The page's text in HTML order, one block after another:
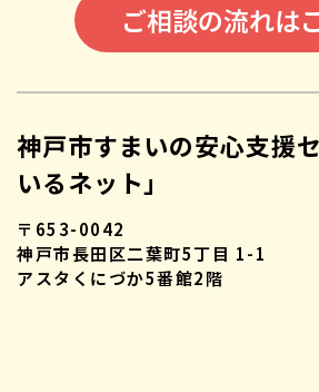
ご相談の流れは
神戸市すまいの安心支援
いるネット」
〒653-0042
神戸市長田区二葉町5丁目 1-1
アスタくにづか5番館2階